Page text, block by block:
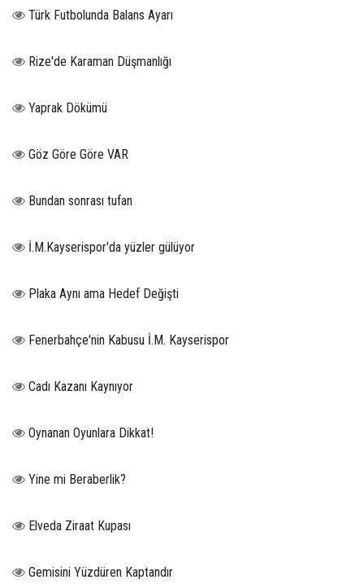
Türk Futbolunda Balans Ayarı
Rize'de Karaman Düşmanlığı
Yaprak Dökümü
Göz Göre Göre VAR
Bundan sonrası tufan
İ.M.Kayserispor'da yüzler gülüyor
Plaka Aynı ama Hedef Değişti
Fenerbahçe'nin Kabusu İ.M. Kayserispor
Cadı Kazanı Kaynıyor
Oynanan Oyunlara Dikkat!
Yine mi Beraberlik?
Elveda Ziraat Kupası
Gemisini Yüzdüren Kaptandır